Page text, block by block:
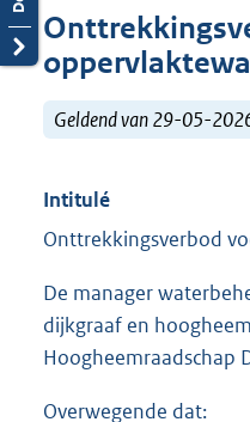
Geldend van 29-05-
Intitulé
Onttrekkingsverbod
De manager
dijkgraaf en
Hoogheemraadschap
Overwegende dat: